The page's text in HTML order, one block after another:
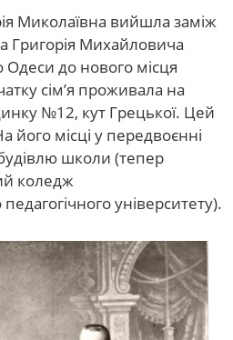
Миколаївна вийшла заміж
Григорія Михайловича
Одеси до нового місця
сім’я проживала на
№12, кут Грецької. Цей
його місці у передвоєнні
школи (тепер
коледж
університету).